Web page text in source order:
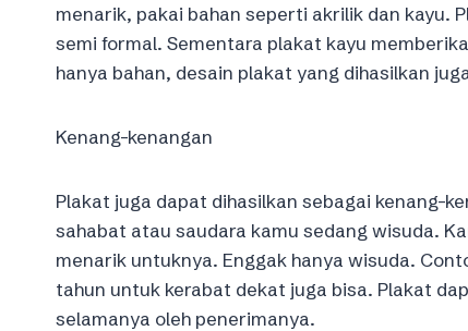
menarik, pakai bahan seperti akrilik dan kayu.
semi formal. Sementara plakat kayu
hanya bahan, desain plakat yang dihasilkan
Kenang-kenangan
Plakat juga dapat dihasilkan sebagai kenang-
sahabat atau saudara kamu sedang wisuda.
menarik untuknya. Enggak hanya wisuda.
tahun untuk kerabat dekat juga bisa. Plakat
selamanya oleh penerimanya.